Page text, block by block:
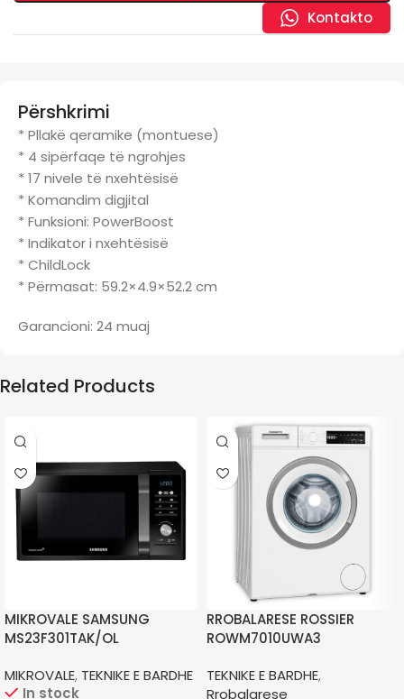
Kontakto
Përshkrimi
* Pllakë qeramike (montuese)
* 4 sipërfaqe të ngrohjes
* 17 nivele të nxehtësisë
* Komandim digjital
* Funksioni: PowerBoost
* Indikator i nxehtësisë
* ChildLock
* Përmasat: 59.2×4.9×52.2 cm
Garancioni: 24 muaj
Related Products
MIKROVALE SAMSUNG
MS23F301TAK/OL
MIKROVALE, TEKNIKE E BARDHE
In stock
RROBALARESE ROSSIER
ROWM7010UWA3
TEKNIKE E BARDHE,
Rrobalarese